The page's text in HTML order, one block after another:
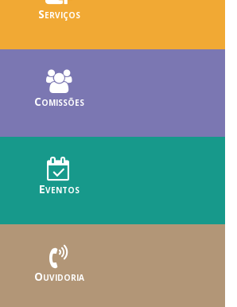
Serviços
Comissões
Eventos
Ouvidoria